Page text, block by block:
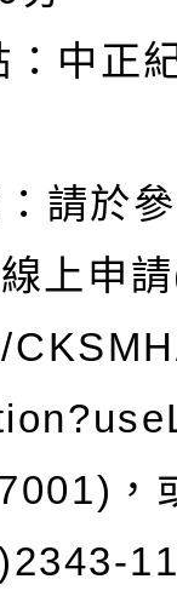
中正
請於參
上申
，